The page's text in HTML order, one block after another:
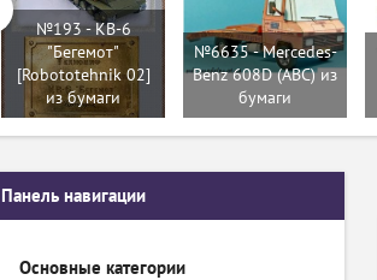
№193 - КВ-6
"Бегемот"
[Robototehnik 02]
из бумаги
№6635 - Mercedes-
Benz 608D (АВС) из
бумаги
Панель навигации
Основные категории